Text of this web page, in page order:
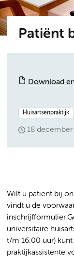
Patiënt
Download
Huisartsenpraktijk
18
Wilt u patiënt bij
vindt u de
universitaire
t/m 16.00 uur)
praktijkassistente